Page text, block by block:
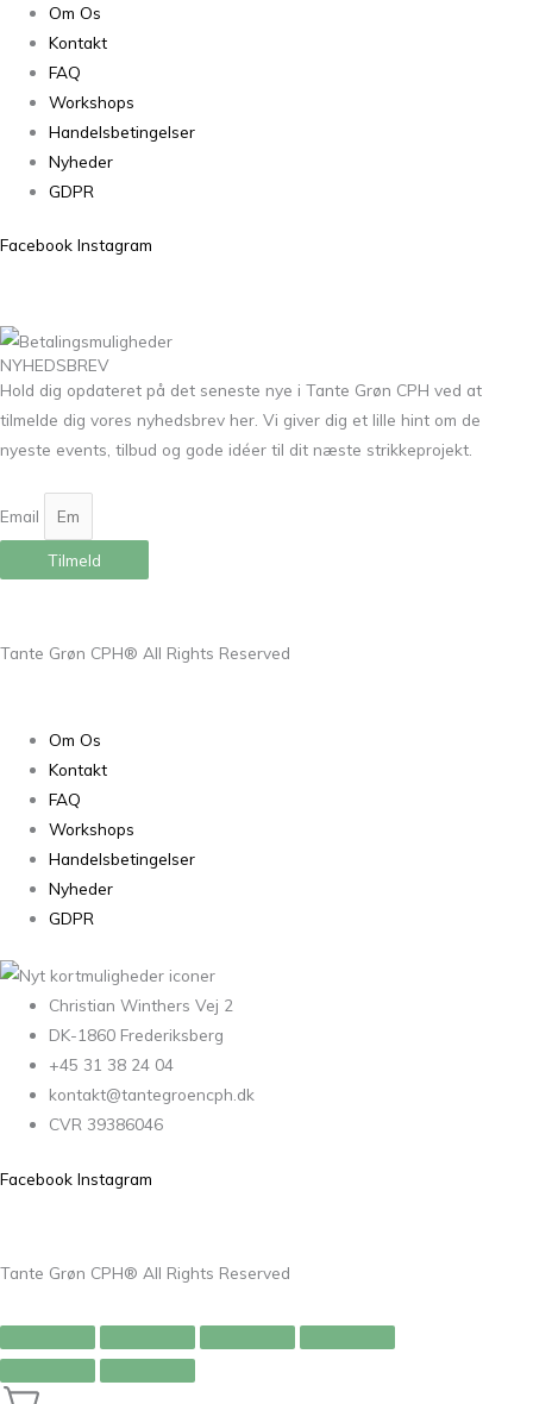
Om Os
Kontakt
FAQ
Workshops
Handelsbetingelser
Nyheder
GDPR
Facebook Instagram
NYHEDSBREV
Hold dig opdateret på det seneste nye i Tante Grøn CPH ved at
tilmelde dig vores nyhedsbrev her. Vi giver dig et lille hint om de
nyeste events, tilbud og gode idéer til dit næste strikkeprojekt.
Email
Tilmeld
Tante Grøn CPH® All Rights Reserved
Om Os
Kontakt
FAQ
Workshops
Handelsbetingelser
Nyheder
GDPR
Christian Winthers Vej 2
DK-1860 Frederiksberg
+45 31 38 24 04
kontakt@tantegroencph.dk
CVR 39386046
Facebook Instagram
Tante Grøn CPH® All Rights Reserved